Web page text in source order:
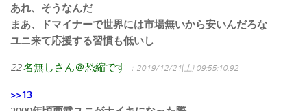
あれ、そうなんだ
まあ、ドマイナーで世界には市場無いから安いんだろな
ユニ来て応援する習慣も低いし
22名無しさん＠恐縮です ：2019/12/21(土) 09:55:10.92
>>13